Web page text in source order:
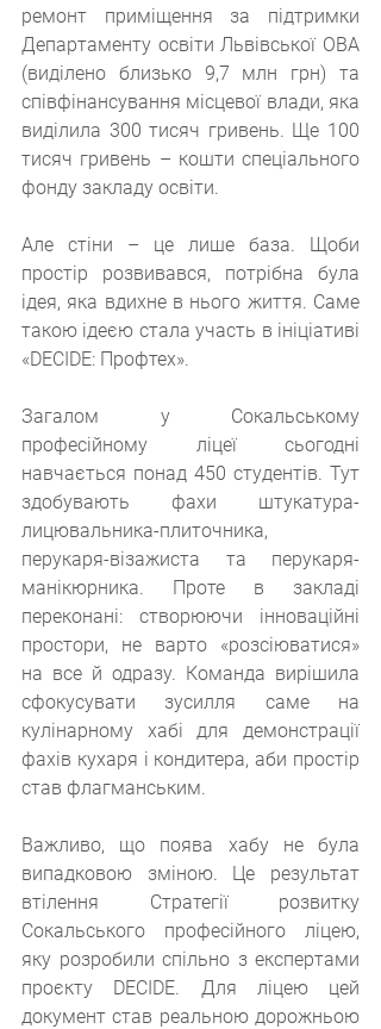
ремонт приміщення за підтримки
Департаменту освіти Львівської ОВА
(виділено близько 9,7 млн грн) та
співфінансування місцевої влади, яка
виділила 300 тисяч гривень. Ще 100
тисяч гривень – кошти спеціального
фонду закладу освіти.
Але стіни – це лише база. Щоби
простір розвивався, потрібна була
ідея, яка вдихне в нього життя. Саме
такою ідеєю стала участь в ініціативі
«DECIDE: Профтех».
Загалом у Сокальському
професійному ліцеї сьогодні
навчається понад 450 студентів. Тут
здобувають фахи штукатура-
лицювальника-плиточника,
перукаря-візажиста та перукаря-
манікюрника. Проте в закладі
переконані: створюючи інноваційні
простори, не варто «розсіюватися»
на все й одразу. Команда вирішила
сфокусувати зусилля саме на
кулінарному хабі для демонстрації
фахів кухаря і кондитера, аби простір
став флагманським.
Важливо, що поява хабу не була
випадковою зміною. Це результат
втілення Стратегії розвитку
Сокальського професійного ліцею,
яку розробили спільно з експертами
проєкту DECIDE. Для ліцею цей
документ став реальною дорожньою